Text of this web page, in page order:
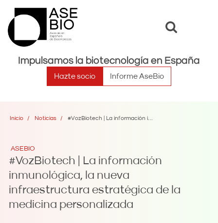
Toggle
Impulsamos la biotecnología en España
Hazte socio Informe AseBio
Inicio Noticias #VozBiotech | La información inmunológica, la nueva infraestructura estratégica de la medicina personalizada
ASEBIO
#VozBiotech | La información
inmunológica, la nueva
infraestructura estratégica de la
medicina personalizada